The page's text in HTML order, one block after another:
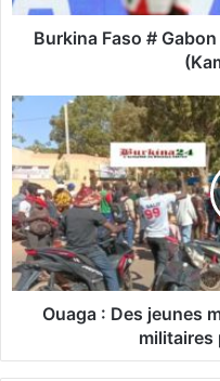
a
G
b
o
n
:
«
N
o
Burkina Faso #
O
u
a
g
a
:
D
e
s
u
Ouaga : Des jeunes
militaires